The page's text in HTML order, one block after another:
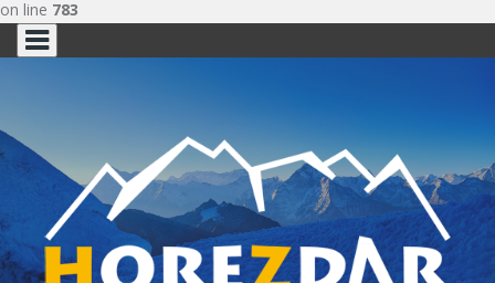
on line 783
Skip
to